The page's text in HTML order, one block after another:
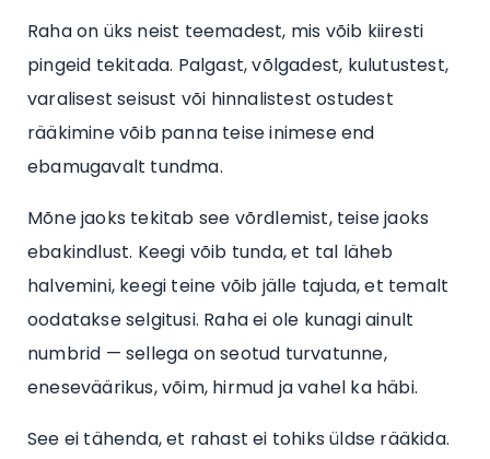
Raha on üks neist teemadest, mis võib kiiresti
pingeid tekitada. Palgast, võlgadest, kulutustest,
varalisest seisust või hinnalistest ostudest
rääkimine võib panna teise inimese end
ebamugavalt tundma.
Mõne jaoks tekitab see võrdlemist, teise jaoks
ebakindlust. Keegi võib tunda, et tal läheb
halvemini, keegi teine võib jälle tajuda, et temalt
oodatakse selgitusi. Raha ei ole kunagi ainult
numbrid — sellega on seotud turvatunne,
eneseväärikus, võim, hirmud ja vahel ka häbi.
See ei tähenda, et rahast ei tohiks üldse rääkida.